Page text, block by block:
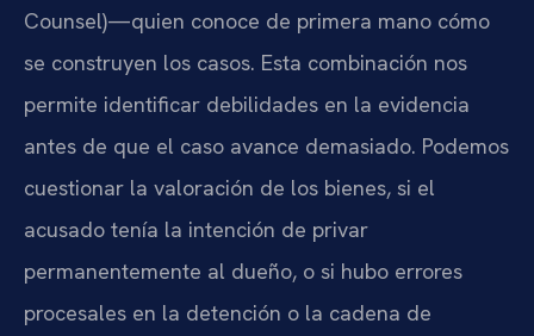
Counsel)—quien conoce de primera mano cómo
se construyen los casos. Esta combinación nos
permite identificar debilidades en la evidencia
antes de que el caso avance demasiado. Podemos
cuestionar la valoración de los bienes, si el
acusado tenía la intención de privar
permanentemente al dueño, o si hubo errores
procesales en la detención o la cadena de